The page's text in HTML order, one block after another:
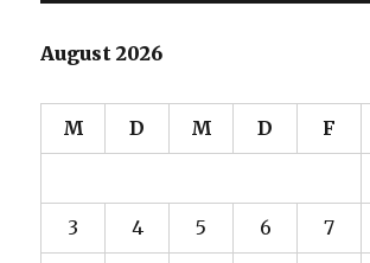
August 2026
M D M D F
3 4 5 6 7